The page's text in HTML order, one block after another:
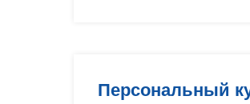
Персональный